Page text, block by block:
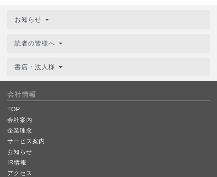
お知らせ
読者の皆様へ
書店・法人様
会社情報
TOP
会社案内
企業理念
サービス案内
お知らせ
IR情報
アクセス